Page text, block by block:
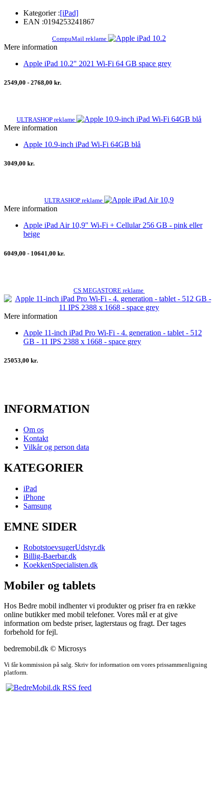
Kategorier :[iPad]
EAN :0194253241867
CompuMail reklame
Mere information
Apple iPad 10.2" 2021 Wi-Fi 64 GB space grey
2549,00 - 2768,00 kr.
ULTRASHOP reklame
Mere information
Apple 10.9-inch iPad Wi-Fi 64GB blå
3049,00 kr.
ULTRASHOP reklame
Mere information
Apple iPad Air 10,9" Wi-Fi + Cellular 256 GB - pink eller
beige
6049,00 - 10641,00 kr.
CS MEGASTORE reklame
Mere information
Apple 11-inch iPad Pro Wi-Fi - 4. generation - tablet - 512
GB - 11 IPS 2388 x 1668 - space grey
25053,00 kr.
INFORMATION
Om os
Kontakt
Vilkår og person data
KATEGORIER
iPad
iPhone
Samsung
EMNE SIDER
RobotstoevsugerUdstyr.dk
Billig-Baerbar.dk
KoekkenSpecialisten.dk
Mobiler og tablets
Hos Bedre mobil indhenter vi produkter og priser fra en række
online butikker med mobil telefoner. Vores mål er at give
information om bedste priser, lagterstaus og fragt. Der tages
forbehold for fejl.
bedremobil.dk © Microsys
Vi får kommission på salg. Skriv for information om vores prissammenligning
platform.